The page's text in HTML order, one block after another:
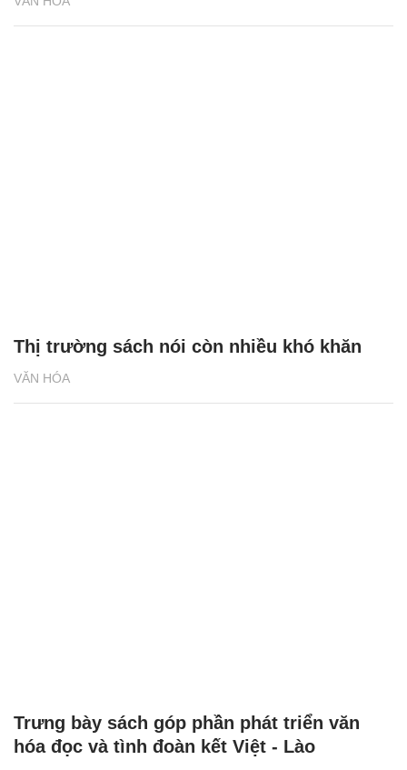
VĂN HÓA
Thị trường sách nói còn nhiều khó khăn
Trưng bày sách góp phần phát triển văn
hóa đọc và tình đoàn kết Việt - Lào